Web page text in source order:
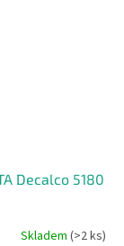
Decalco 5180
Skladem (>2 ks)